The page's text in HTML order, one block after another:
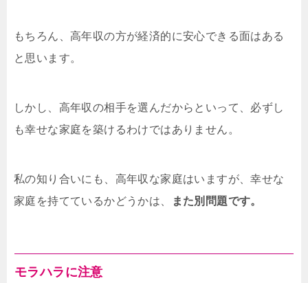
もちろん、高年収の方が経済的に安心できる面はある
と思います。
しかし、高年収の相手を選んだからといって、必ずし
も幸せな家庭を築けるわけではありません。
私の知り合いにも、高年収な家庭はいますが、幸せな
家庭を持てているかどうかは、
また別問題です。
モラハラに注意